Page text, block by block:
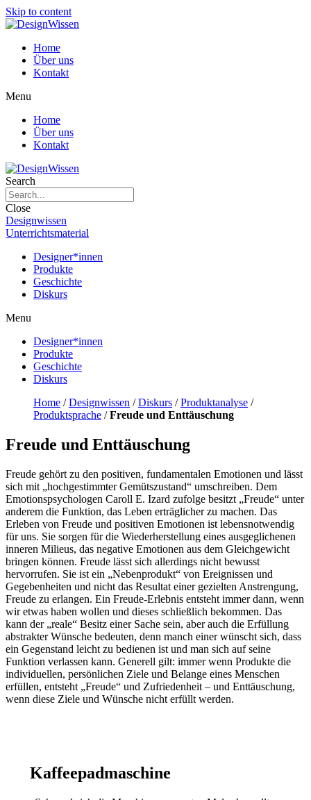
Skip to content
Home
Über uns
Kontakt
Menu
Home
Über uns
Kontakt
Search
Close
Designwissen
Unterrichtsmaterial
Designer*innen
Produkte
Geschichte
Diskurs
Menu
Designer*innen
Produkte
Geschichte
Diskurs
Home /Designwissen /Diskurs /Produktanalyse /
Produktsprache /Freude und Enttäuschung
Freude und Enttäuschung
Freude gehört zu den positiven, fundamentalen Emotionen und lässt
sich mit „hochgestimmter Gemütszustand“ umschreiben. Dem
Emotionspsychologen Caroll E. Izard zufolge besitzt „Freude“ unter
anderem die Funktion, das Leben erträglicher zu machen. Das
Erleben von Freude und positiven Emotionen ist lebensnotwendig
für uns. Sie sorgen für die Wiederherstellung eines ausgeglichenen
inneren Milieus, das negative Emotionen aus dem Gleichgewicht
bringen können. Freude lässt sich allerdings nicht bewusst
hervorrufen. Sie ist ein „Nebenprodukt“ von Ereignissen und
Gegebenheiten und nicht das Resultat einer gezielten Anstrengung,
Freude zu erlangen. Ein Freude-Erlebnis entsteht immer dann, wenn
wir etwas haben wollen und dieses schließlich bekommen. Das
kann der „reale“ Besitz einer Sache sein, aber auch die Erfüllung
abstrakter Wünsche bedeuten, denn manch einer wünscht sich, dass
ein Gegenstand leicht zu bedienen ist und man sich auf seine
Funktion verlassen kann. Generell gilt: immer wenn Produkte die
individuellen, persönlichen Ziele und Belange eines Menschen
erfüllen, entsteht „Freude“ und Zufriedenheit – und Enttäuschung,
wenn diese Ziele und Wünsche nicht erfüllt werden.
Kaffeepadmaschine